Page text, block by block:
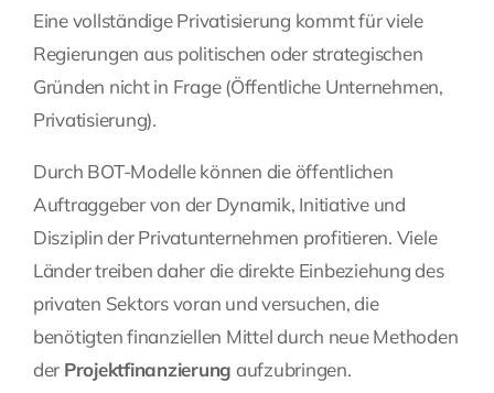
Eine vollständige Privatisierung kommt für viele
Regierungen aus politischen oder strategischen
Gründen nicht in Frage (Öffentliche Unternehmen,
Privatisierung).
Durch BOT-Modelle können die öffentlichen
Auftraggeber von der Dynamik, Initiative und
Disziplin der Privatunternehmen profitieren. Viele
Länder treiben daher die direkte Einbeziehung des
privaten Sektors voran und versuchen, die
benötigten finanziellen Mittel durch neue Methoden
der Projektfinanzierung aufzubringen.